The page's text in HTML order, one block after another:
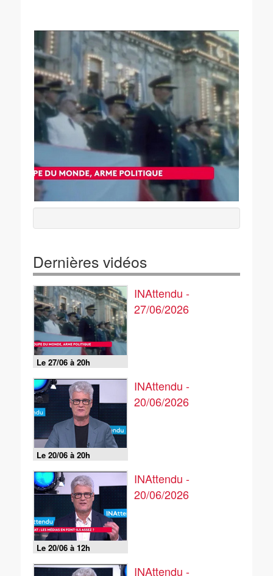
Dernières vidéos
Le 27/06 à 20h
INAttendu -
27/06/2026
Le 20/06 à 20h
INAttendu -
20/06/2026
Le 20/06 à 12h
INAttendu -
20/06/2026
INAttendu -